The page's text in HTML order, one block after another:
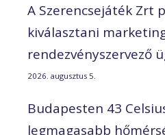
A Szerencsejáték Zrt
kiválasztani
rendezvényszervező
2026. augusztus 5.
Budapesten 43
legmagasabb